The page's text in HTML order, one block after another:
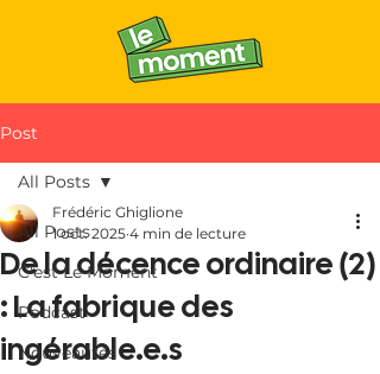
Post
All Posts
C'est Le Moment
Podcast
Nouveautés
All Posts
De la décence ordinaire (2)
: La fabrique des
ingérable.e.s
Frédéric Ghiglione
1 oct. 2025 4 min de lecture